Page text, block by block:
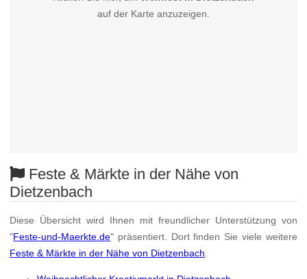
auf der Karte anzuzeigen.
Feste & Märkte in der Nähe von
Dietzenbach
Diese Übersicht wird Ihnen mit freundlicher Unterstützung von
"Feste-und-Maerkte.de" präsentiert. Dort finden Sie viele weitere
Feste & Märkte in der Nähe von Dietzenbach